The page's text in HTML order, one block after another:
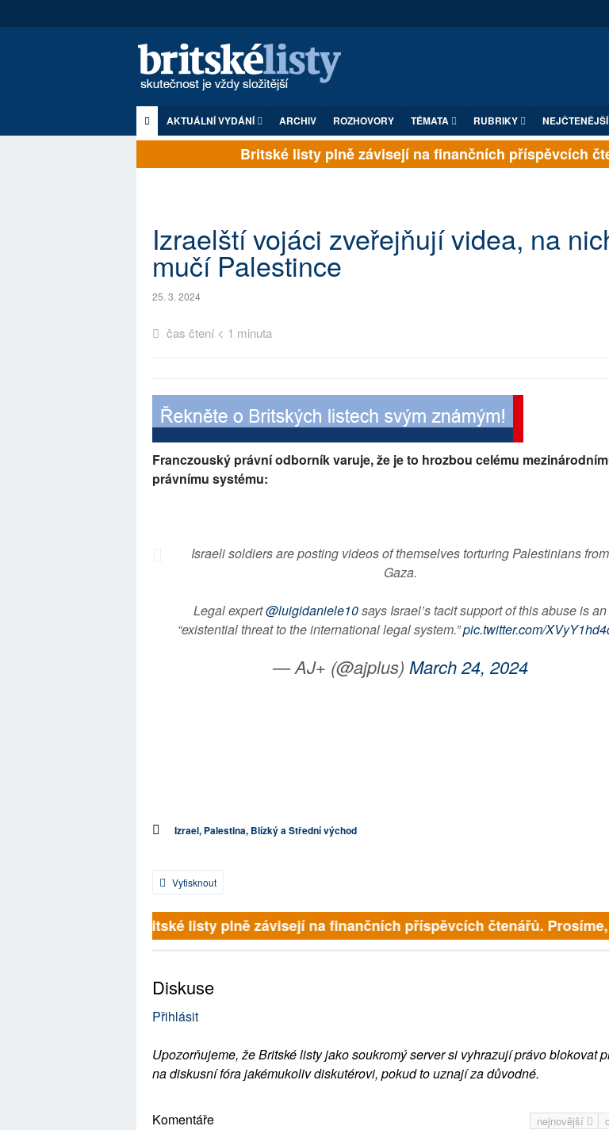
AKTUÁLNÍ VYDÁNÍ ARCHIV ROZHOVORY TÉMATA RUBRIKY NEJČTENĚJŠÍ
Britské listy plně závisejí na finančních příspěvcích
Izraelští vojáci zveřejňují videa, na
mučí Palestince
25. 3. 2024
čas čtení < 1 minuta
Franczouský právní odborník varuje, že je to hrozbou celému
právnímu systému:
Israeli soldiers are posting videos of themselves torturing Palestinians from
Gaza.
Legal expert@luigidaniele10says Israel’s tacit support of this abuse is an
“existential threat to the international legal system.”pic.twitter.com/
— AJ+ (@ajplus) March 24, 2024
Izrael, Palestina, Blízký a Střední východ
Vytisknout
Britské listy plně závisejí na finančních příspěvcích čtenářů. Prosíme,
Diskuse
Přihlásit
Upozorňujeme, že Britské listy jako soukromý server si vyhrazují právo blokovat
na diskusní fóra jakémukoliv diskutérovi, pokud to uznají za důvodné.
nejnovější
Komentáře